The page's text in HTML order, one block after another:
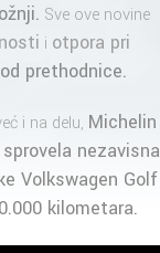
Sve ove novine
i otpora pri
prethodnice.
i na delu, Michelin
nezavisna
Volkswagen Golf
kilometara.